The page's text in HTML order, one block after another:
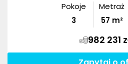
Pokoje
3
Metraż
57 m²
982 231